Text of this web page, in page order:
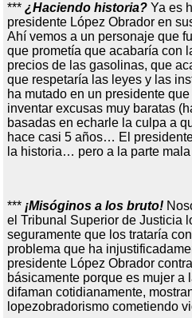
*** ¿Haciendo historia? Ya es
presidente López Obrador en
Ahí vemos a un personaje que
que prometía que acabaría con
precios de las gasolinas, que
que respetaría las leyes y las
ha mutado en un presidente
inventar excusas muy baratas
basadas en echarle la culpa a
hace casi 5 años… El
la historia… pero a la parte
*** ¡Misóginos a los bruto!
el Tribunal Superior de Justicia
seguramente que los trataría
problema que ha
presidente López Obrador
básicamente porque es mujer a
difaman cotidianamente,
lopezobradorismo cometiendo